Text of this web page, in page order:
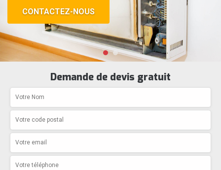
CONTACTEZ-NOUS
Demande de devis gratuit